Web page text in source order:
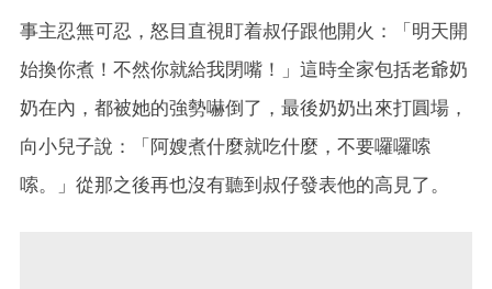
事主忍無可忍，怒目直視盯着叔仔跟他開火：「明天開
始換你煮！不然你就給我閉嘴！」這時全家包括老爺奶
奶在內，都被她的強勢嚇倒了，最後奶奶出來打圓場，
向小兒子說：「阿嫂煮什麼就吃什麼，不要囉囉嗦
嗦。」從那之後再也沒有聽到叔仔發表他的高見了。